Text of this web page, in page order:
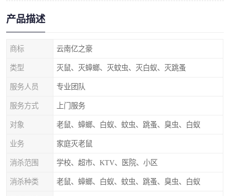
产品描述
商标 云南亿之豪
类型 灭鼠、灭蟑螂、灭蚊虫、灭白蚁、灭跳蚤
服务人员 专业团队
服务方式 上门服务
对象 老鼠、蟑螂、白蚁、蚊虫、跳蚤、臭虫、白蚁
业务 家庭灭老鼠
消杀范围 学校、超市、KTV、医院、小区
消杀种类 老鼠、蟑螂、白蚁、蚊虫、跳蚤、臭虫、白蚁